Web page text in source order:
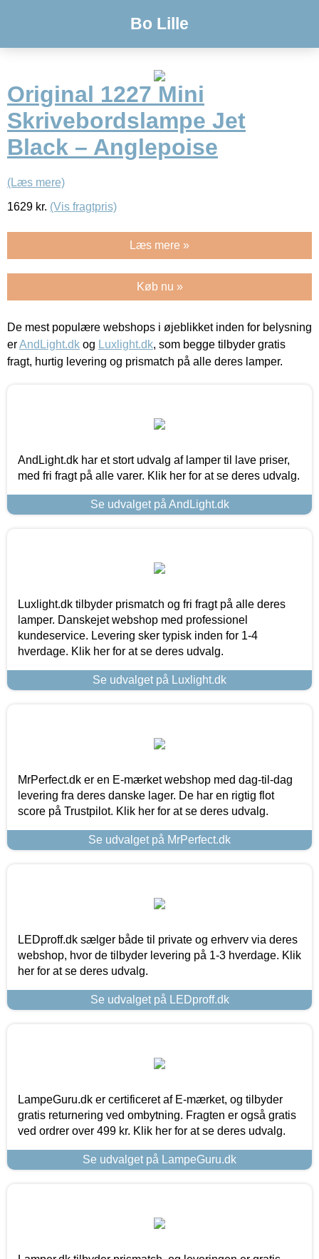
Bo Lille
Original 1227 Mini
Skrivebordslampe Jet
Black – Anglepoise
(Læs mere)
1629 kr. (Vis fragtpris)
Læs mere »
Køb nu »
De mest populære webshops i øjeblikket inden for belysning
erAndLight.dk og Luxlight.dk, som begge tilbyder gratis
fragt, hurtig levering og prismatch på alle deres lamper.
AndLight.dk har et stort udvalg af lamper til lave priser,
med fri fragt på alle varer. Klik her for at se deres udvalg.
Se udvalget på AndLight.dk
Luxlight.dk tilbyder prismatch og fri fragt på alle deres
lamper. Danskejet webshop med professionel
kundeservice. Levering sker typisk inden for 1-4
hverdage. Klik her for at se deres udvalg.
Se udvalget på Luxlight.dk
MrPerfect.dk er en E-mærket webshop med dag-til-dag
levering fra deres danske lager. De har en rigtig flot
score på Trustpilot. Klik her for at se deres udvalg.
Se udvalget på MrPerfect.dk
LEDproff.dk sælger både til private og erhverv via deres
webshop, hvor de tilbyder levering på 1-3 hverdage. Klik
her for at se deres udvalg.
Se udvalget på LEDproff.dk
LampeGuru.dk er certificeret af E-mærket, og tilbyder
gratis returnering ved ombytning. Fragten er også gratis
ved ordrer over 499 kr. Klik her for at se deres udvalg.
Se udvalget på LampeGuru.dk